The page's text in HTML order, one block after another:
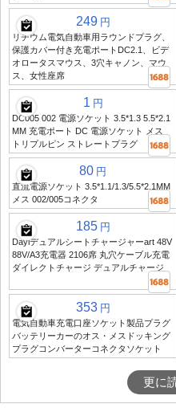
249 円
リチウム電気自動車用ラウンドプラグ、
保護カバー付き充電ポートDC2.1、ビデ
オロータスマウス、3穴キャノン、マウ
ス、女性座席
1 円
DC005 002 電源ソケット 3.5*1.3 5.5*2.1
MM 充電ポート DC 電源ソケット メス
トリプルピン ストレートプラグ
80 円
直流電源ソケット 3.5*1.1/1.3/5.5*2.1MM
メス 002/005コネクタ
185 円
Dayiデュアルシートチャージャーart 48V
88V/A3充電器 2106席 丸穴ケーブル充電
ダイレクトチャージ デュアルチャージ
353 円
電気自動車充電口座ソケット製品プラグ
バッテリーカーのオス・メスドッキング
プラグコンバーターコネクタソケット
更に